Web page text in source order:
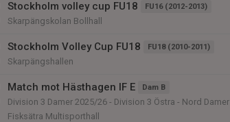
Stockholm volley cup FU18 FU16 (2012-2013)
Skarpängskolan Bollhall
Stockholm Volley Cup FU18 FU18 (2010-2011)
Skarpängshallen
Match mot Hästhagen IF E Dam B
Division 3 Damer 2025/26 - Division 3 Östra - Nord Damer
Fisksätra Multisporthall